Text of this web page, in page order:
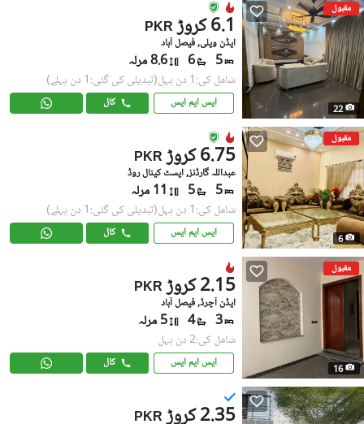
مقبول
22
PKR 6.1 کروڑ
ایڈن ویلی, فیصل آباد
5
6 8.6 مرلہ
شامل کی:1 دن پہل (تبدیلی کی گئی:1 دن پہلے)
ایس ایم ایس کال
مقبول
6
PKR 6.75 کروڑ
عبداللہ گارڈنز, ایسٹ کینال روڈ
5
5 11 مرلہ
شامل کی:1 دن پہل (تبدیلی کی گئی:1 دن پہلے)
ایس ایم ایس کال
مقبول
16
PKR 2.15 کروڑ
ایڈن آچرڈ, فیصل آباد
3
4 5 مرلہ
شامل کی:2 دن پہل
ایس ایم ایس کال
PKR 2.35 کروڑ